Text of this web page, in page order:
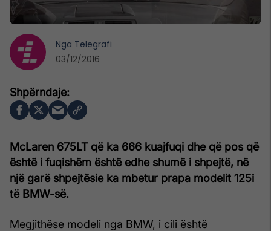
McLaren 675LT që ka 666 kuajfuqi dhe që pos që
është i fuqishëm është edhe shumë i shpejtë, në
një garë shpejtësie ka mbetur prapa modelit 125i
të BMW-së.
Megjithëse modeli nga BMW, i cili është
Nga Telegrafi
03/12/2016